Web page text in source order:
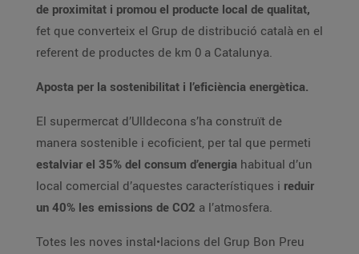
de proximitat i promou el producte local de qualitat,
fet que converteix el Grup de distribució català en el
referent de productes de km 0 a Catalunya.
Aposta per la sostenibilitat i l’eficiència energètica.
El supermercat d’Ulldecona s’ha construït de
manera sostenible i ecoficient, per tal que permeti
estalviar el 35% del consum d’energia habitual d’un
local comercial d’aquestes característiques i reduir
un 40% les emissions de CO2 a l’atmosfera.
Totes les noves instal•lacions del Grup Bon Preu